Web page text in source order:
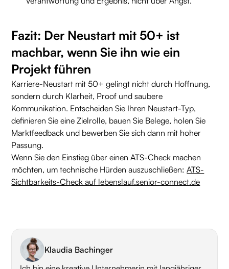
Fazit: Der Neustart mit 50+ ist
machbar, wenn Sie ihn wie ein
Projekt führen
Karriere-Neustart mit 50+ gelingt nicht durch Hoffnung,
sondern durch Klarheit, Proof und saubere
Kommunikation. Entscheiden Sie Ihren Neustart-Typ,
definieren Sie eine Zielrolle, bauen Sie Belege, holen Sie
Marktfeedback und bewerben Sie sich dann mit hoher
Passung.
Wenn Sie den Einstieg über einen ATS-Check machen
möchten, um technische Hürden auszuschließen:ATS-
Sichtbarkeits-Check auf lebenslauf.senior-connect.de
Klaudia Bachinger